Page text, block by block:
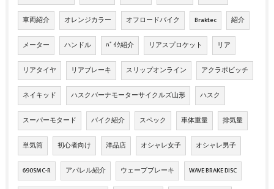
車両紹介 オレンジカラー オフロードバイク Braktec 紹介
メーター ハンドル ﾊﾞｲｸ紹介 リアスプロケット リア
リアタイヤ リアブレーキ スリップオンライン アクラポビッチ
ネイキッド ハスクバーナモーターサイクルズ山形 ハスク
スーパーモタード バイク紹介 スペック 車体重量 排気量
単気筒 初心者向け 洋品店 オシャレ女子 オシャレ男子
690SMC-R アパレル紹介 ウェーブブレーキ WAVE BRAKE DISC